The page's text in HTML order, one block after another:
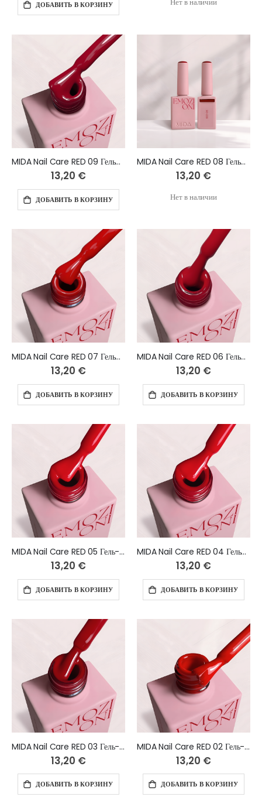
ДОБАВИТЬ В КОРЗИНУ
MIDA Nail Care RED 09 Гель-лак 10 мл
13,20 €
ДОБАВИТЬ В КОРЗИНУ
MIDA Nail Care RED 08 Гель-лак 10 мл
13,20 €
Нет в наличии
MIDA Nail Care RED 07 Гель-лак 10 мл
13,20 €
ДОБАВИТЬ В КОРЗИНУ
MIDA Nail Care RED 06 Гель-лак 10 мл
13,20 €
ДОБАВИТЬ В КОРЗИНУ
MIDA Nail Care RED 05 Гель-лак 10 мл
13,20 €
ДОБАВИТЬ В КОРЗИНУ
MIDA Nail Care RED 04 Гель-лак 10 мл
13,20 €
ДОБАВИТЬ В КОРЗИНУ
MIDA Nail Care RED 03 Гель-лак 10 мл
13,20 €
ДОБАВИТЬ В КОРЗИНУ
MIDA Nail Care RED 02 Гель-лак 10 мл
13,20 €
ДОБАВИТЬ В КОРЗИНУ